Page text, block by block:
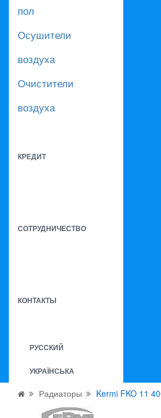
пол
Осушители
воздуха
Очистители
воздуха
КРЕДИТ
СОТРУДНИЧЕСТВО
КОНТАКТЫ
РУССКИЙ
УКРАЇНСЬКА
Радиаторы Kermi FKO 11